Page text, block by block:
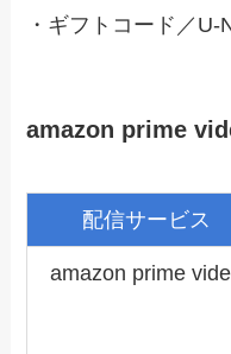
・ギフトコード／U-
amazon prime
配信サービス
amazon prime